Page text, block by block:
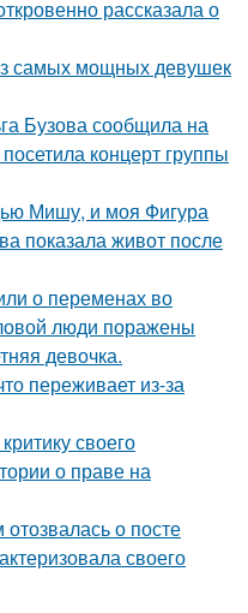
рассказала о
самых мощных девушек
Бузова сообщила на
концерт группы
Мишу, и моя Фигура
показала живот после
о переменах во
люди поражены
девочка.
переживает из-за
своего
о праве на
о посте
своего